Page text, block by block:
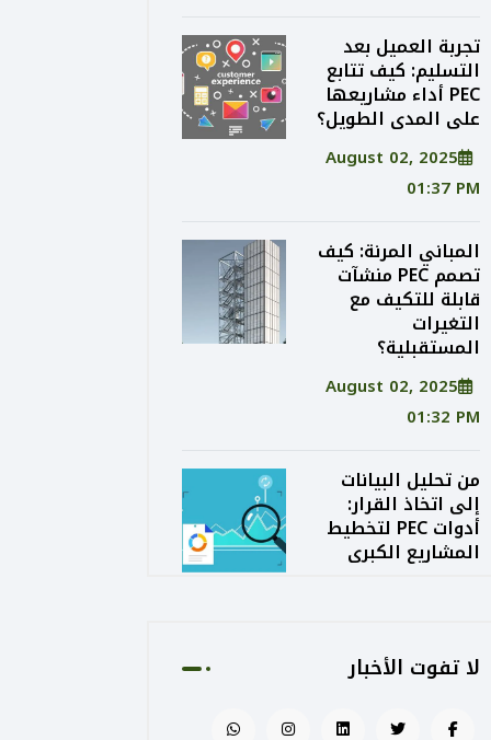
تجربة العميل بعد
التسليم: كيف تتابع
PEC أداء مشاريعها
على المدى الطويل؟
August 02, 2025
01:37 PM
المباني المرنة: كيف
تصمم PEC منشآت
قابلة للتكيف مع
التغيرات
المستقبلية؟
August 02, 2025
01:32 PM
من تحليل البيانات
إلى اتخاذ القرار:
أدوات PEC لتخطيط
المشاريع الكبرى
الاستدامة الاقتصادية
توازن PEC بين
لا تفوت الأخبار